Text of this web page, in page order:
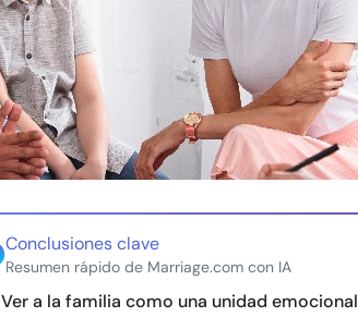
Conclusiones clave
Resumen rápido de Marriage.com con IA
Ver a la familia como una unidad emocional